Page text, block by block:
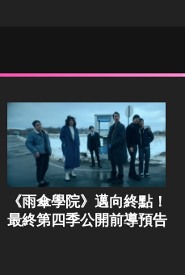
《雨傘學院》邁向終點！
最終第四季公開前導預告